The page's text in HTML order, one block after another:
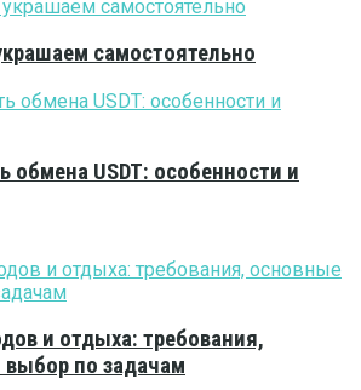
самостоятельно
обмена USDT: особенности и
и отдыха: требования,
по задачам